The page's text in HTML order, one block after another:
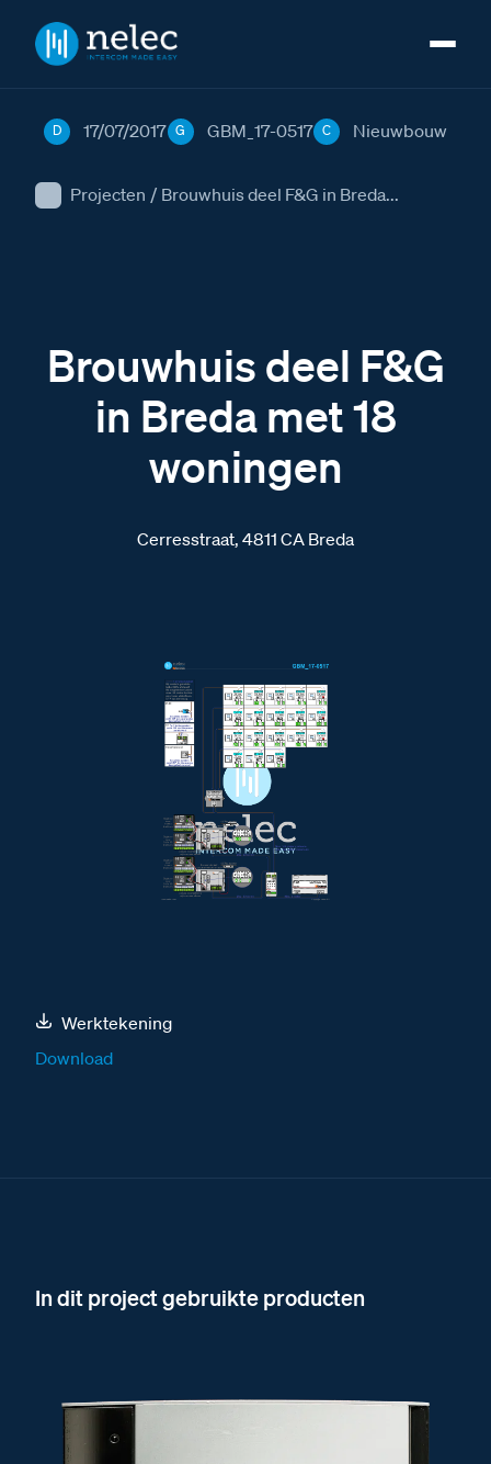
Projecten / Brouwhuis deel F&G in Breda...
D 17/07/2017 G GBM_17-0517 C Nieuwbouw
Brouwhuis deel F&G
in Breda met 18
woningen
Cerresstraat, 4811 CA Breda
Werktekening
Download
In dit project gebruikte producten